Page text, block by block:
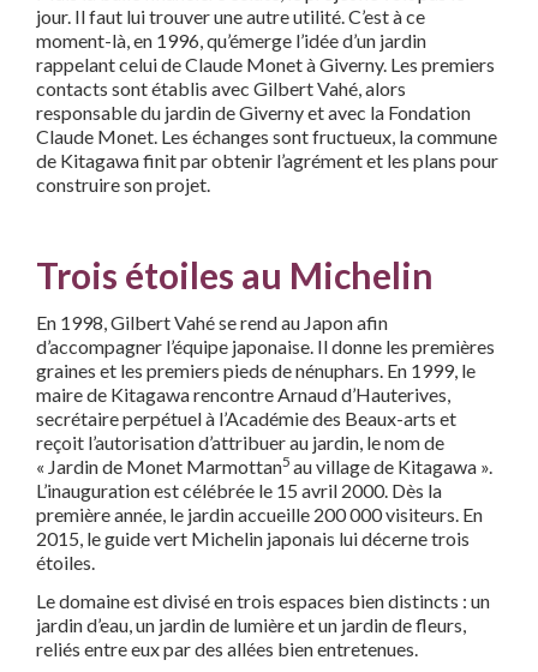
jour. Il faut lui trouver une autre utilité. C’est à ce
moment-là, en 1996, qu’émerge l’idée d’un jardin
rappelant celui de Claude Monet à Giverny. Les premiers
contacts sont établis avec Gilbert Vahé, alors
responsable du jardin de Giverny et avec la Fondation
Claude Monet. Les échanges sont fructueux, la commune
de Kitagawa finit par obtenir l’agrément et les plans pour
construire son projet.
Trois étoiles au Michelin
En 1998, Gilbert Vahé se rend au Japon afin
d’accompagner l’équipe japonaise. Il donne les premières
graines et les premiers pieds de nénuphars. En 1999, le
maire de Kitagawa rencontre Arnaud d’Hauterives,
secrétaire perpétuel à l’Académie des Beaux-arts et
reçoit l’autorisation d’attribuer au jardin, le nom de
« Jardin de Monet Marmottan5 au village de Kitagawa ».
L’inauguration est célébrée le 15 avril 2000. Dès la
première année, le jardin accueille 200 000 visiteurs. En
2015, le guide vert Michelin japonais lui décerne trois
étoiles.
Le domaine est divisé en trois espaces bien distincts : un
jardin d’eau, un jardin de lumière et un jardin de fleurs,
reliés entre eux par des allées bien entretenues.